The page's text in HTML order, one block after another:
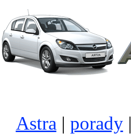
Astra | porady|